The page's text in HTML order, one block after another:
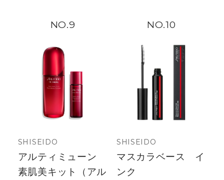
9
SHISEIDO
アルティミューン
素肌美キット（アル
10
SHISEIDO
マスカラベース イ
ンク